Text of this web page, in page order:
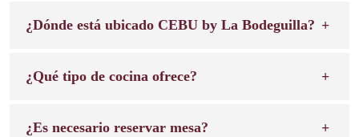
¿Dónde está ubicado CEBU by La Bodeguilla?
¿Qué tipo de cocina ofrece?
¿Es necesario reservar mesa?